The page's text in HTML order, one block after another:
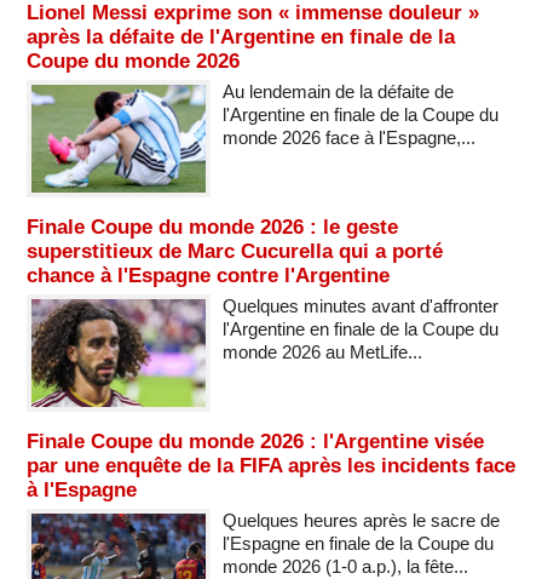
Lionel Messi exprime son « immense douleur »
après la défaite de l'Argentine en finale de la
Coupe du monde 2026
Au lendemain de la défaite de
l'Argentine en finale de la Coupe du
monde 2026 face à l'Espagne,...
Finale Coupe du monde 2026 : le geste
superstitieux de Marc Cucurella qui a porté
chance à l'Espagne contre l'Argentine
Quelques minutes avant d'affronter
l'Argentine en finale de la Coupe du
monde 2026 au MetLife...
Finale Coupe du monde 2026 : l'Argentine visée
par une enquête de la FIFA après les incidents face
à l'Espagne
Quelques heures après le sacre de
l'Espagne en finale de la Coupe du
monde 2026 (1-0 a.p.), la fête...